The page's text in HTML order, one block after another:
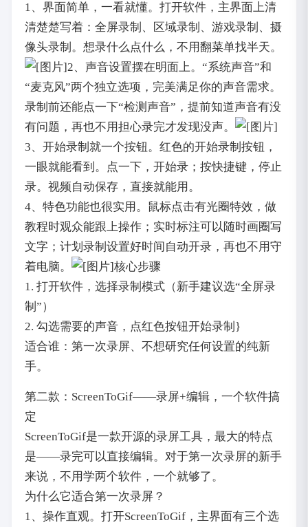
1、界面简单，一看就懂。打开软件，主界面上清
清楚楚写着：全屏录制、区域录制、游戏录制、摄
像头录制。想录什么点什么，不用翻菜单找半天。
2、声音设置摆在明面上。“系统声音”和
“麦克风”两个独立选项，完美满足你的声音需求。
录制前还能点一下“检测声音”，提前知道声音有没
有问题，再也不用担心录完才发现没声。
3、开始录制就一个按钮。红色的开始录制按钮，
一眼就能看到。点一下，开始录；按快捷键，停止
录。视频自动保存，直接就能用。
4、特色功能也很实用。鼠标点击有光圈特效，做
教程时观众能跟上操作；实时标注可以随时画圈写
文字；计划录制设置好时间自动开录，再也不用守
着电脑。
核心步骤
1. 打开软件，选择录制模式（新手建议选“全屏录
制”）
2. 勾选需要的声音，点红色按钮开始录制}
适合谁：第一次录屏、不想研究任何设置的纯新
手。
第二款：ScreenToGif——录屏+编辑，一个软件搞
定
ScreenToGif是一款开源的录屏工具，最大的特点
是——录完可以直接编辑。对于第一次录屏的新手
来说，不用学两个软件，一个就够了。
为什么它适合第一次录屏？
1、操作直观。打开ScreenToGif，主界面有三个选